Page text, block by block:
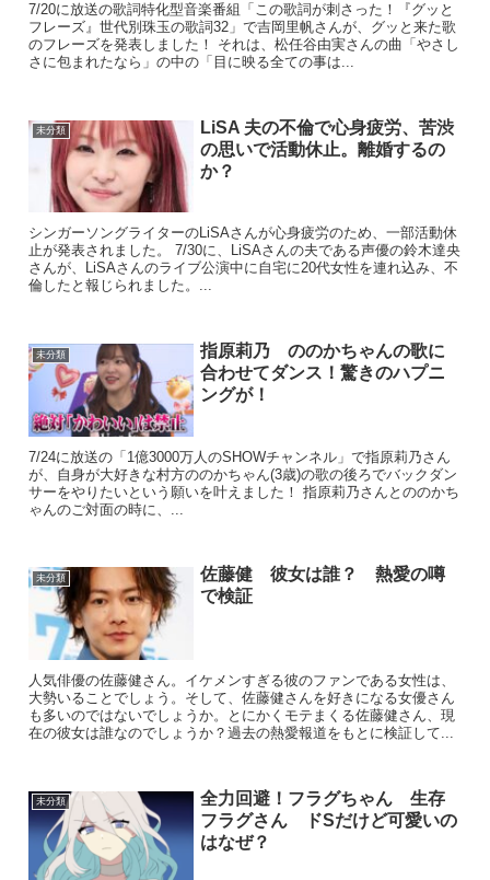
7/20に放送の歌詞特化型音楽番組「この歌詞が刺さった！『グッと
フレーズ』世代別珠玉の歌詞32」で吉岡里帆さんが、グッと来た歌
のフレーズを発表しました！ それは、松任谷由実さんの曲「やさし
さに包まれたなら」の中の「目に映る全ての事は...
未分類
LiSA 夫の不倫で心身疲労、苦渋
の思いで活動休止。離婚するの
か？
シンガーソングライターのLiSAさんが心身疲労のため、一部活動休
止が発表されました。 7/30に、LiSAさんの夫である声優の鈴木達央
さんが、LiSAさんのライブ公演中に自宅に20代女性を連れ込み、不
倫したと報じられました。...
未分類
指原莉乃 ののかちゃんの歌に
合わせてダンス！驚きのハプニ
ングが！
7/24に放送の「1億3000万人のSHOWチャンネル」で指原莉乃さん
が、自身が大好きな村方ののかちゃん(3歳)の歌の後ろでバックダン
サーをやりたいという願いを叶えました！ 指原莉乃さんとののかち
ゃんのご対面の時に、...
未分類
佐藤健 彼女は誰？ 熱愛の噂
で検証
人気俳優の佐藤健さん。イケメンすぎる彼のファンである女性は、
大勢いることでしょう。そして、佐藤健さんを好きになる女優さん
も多いのではないでしょうか。とにかくモテまくる佐藤健さん、現
在の彼女は誰なのでしょうか？過去の熱愛報道をもとに検証して...
未分類
全力回避！フラグちゃん 生存
フラグさん ドSだけど可愛いの
はなぜ？